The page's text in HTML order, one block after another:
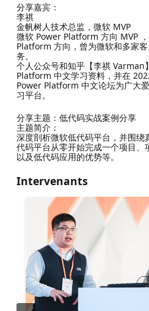
分享嘉宾：
李祺
金帆树人技术总监，微软 MVP
微软 Power Platform 方向 MVP
Platform 方向，曾为微软和多家
务。
个人公众号和知乎【李祺 Varman
Platform 中文学习资料，并在
Power Platform 中文论坛为广大
习平台。
分享主题：低代码实战案例分享
主题简介：
深度剖析微软低代码平台，并围
代码平台从零开始完成一个项目、
以及低代码应用的优势等。
Intervenants